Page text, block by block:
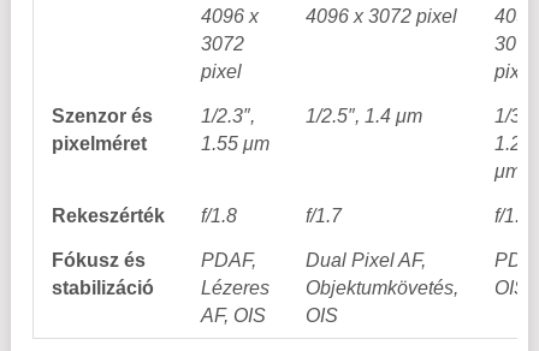
4096 x
3072
pixel
4096 x 3072 pixel
3072
pixel
Szenzor és
pixelméret
1/2.3″,
1.55 μm
1/2.5″, 1.4 μm
1/3″,
1.22
μm
Rekeszérték f/1.8 f/1.7 f/1.8
Fókusz és
stabilizáció
PDAF,
Lézeres
AF, OIS
Dual Pixel AF,
Objektumkövetés,
OIS
OIS